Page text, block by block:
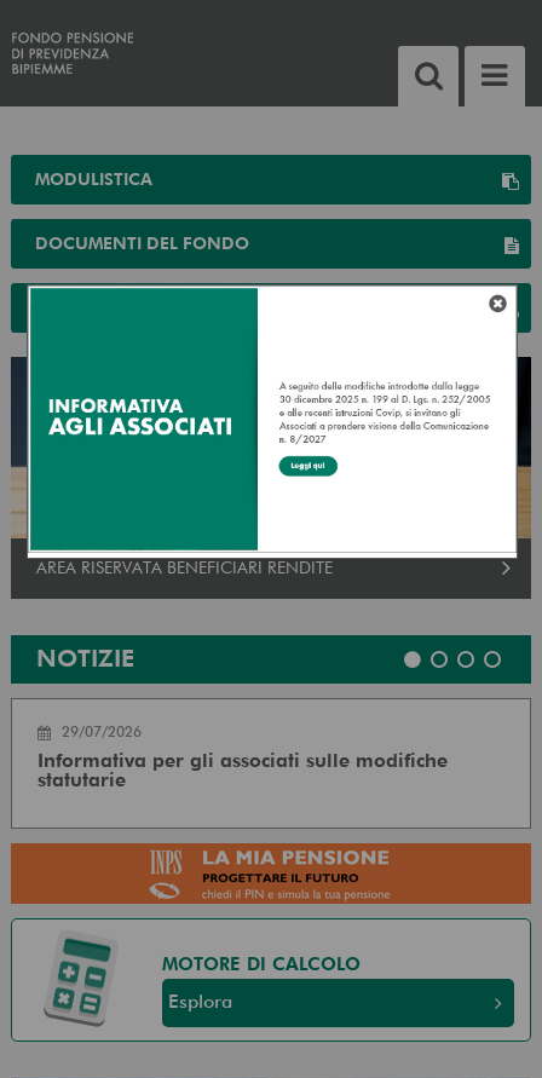
MODULISTICA
DOCUMENTI DEL FONDO
AREA RISERVATA BENEFICIARI RENDITE
NOTIZIE
29/07/2026
Informativa per gli associati sulle modifiche
statutarie
MOTORE DI CALCOLO
Esplora